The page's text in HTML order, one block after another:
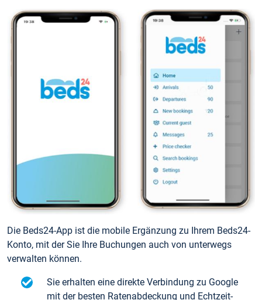
Die Beds24-App ist die mobile Ergänzung zu Ihrem Beds24-
Konto, mit der Sie Ihre Buchungen auch von unterwegs
verwalten können.
Sie erhalten eine direkte Verbindung zu Google
mit der besten Ratenabdeckung und Echtzeit-